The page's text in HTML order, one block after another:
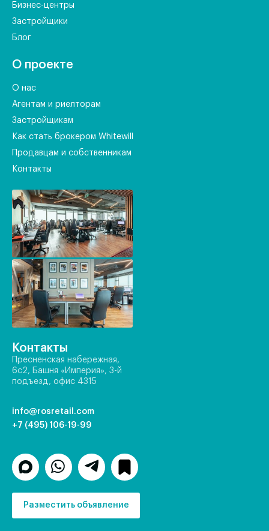
Бизнес-центры
Застройщики
Блог
О проекте
О нас
Агентам и риелторам
Застройщикам
Как стать брокером Whitewill
Продавцам и собственникам
Контакты
Контакты
Пресненская набережная,
6с2, Башня «Империя», 3-й
подъезд, офис 4315
info@rosretail.com
+7 (495) 106-19-99
Разместить объявление